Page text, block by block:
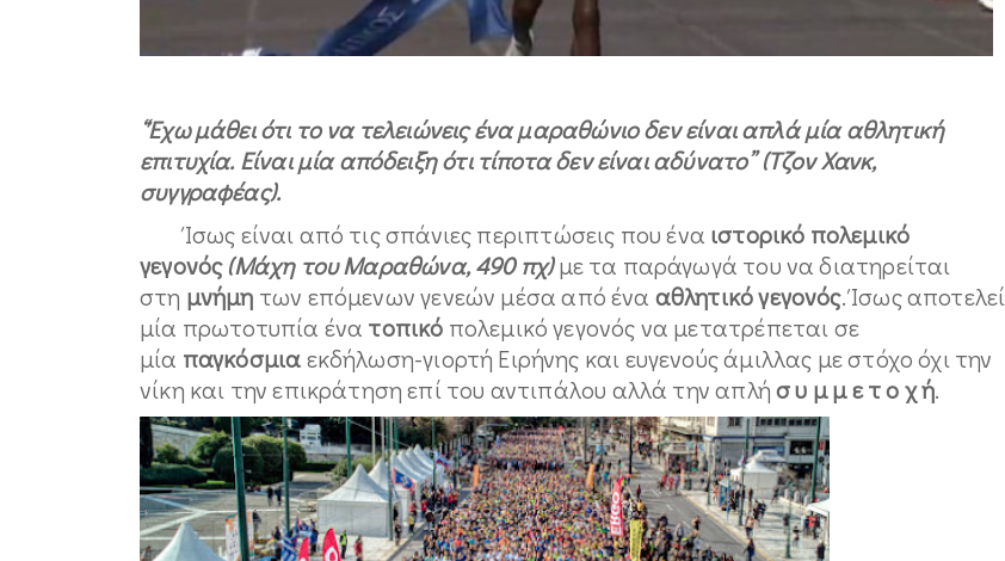
“Έχω μάθει ότι το να τελειώνεις ένα μαραθώνιο δεν είναι απλά μία αθλητική
επιτυχία. Είναι μία απόδειξη ότι τίποτα δεν είναι αδύνατο”(Τζον Χανκ,
συγγραφέας).
Ίσως είναι από τις σπάνιες περιπτώσεις που ένα ιστορικό πολεμικό
γεγονός (Μάχη του Μαραθώνα, 490 πχ)με τα παράγωγά του να διατηρείται
στη μνήμη των επόμενων γενεών μέσα από ένα αθλητικό γεγονός. Ίσως αποτελεί
μία πρωτοτυπία ένα τοπικό πολεμικό γεγονός να μετατρέπεται σε
μία παγκόσμιαεκδήλωση-γιορτή Ειρήνης και ευγενούς άμιλλας με στόχο όχι την
νίκη και την επικράτηση επί του αντιπάλου αλλά την απλήσ υ μ μ ε τ ο χ ή.